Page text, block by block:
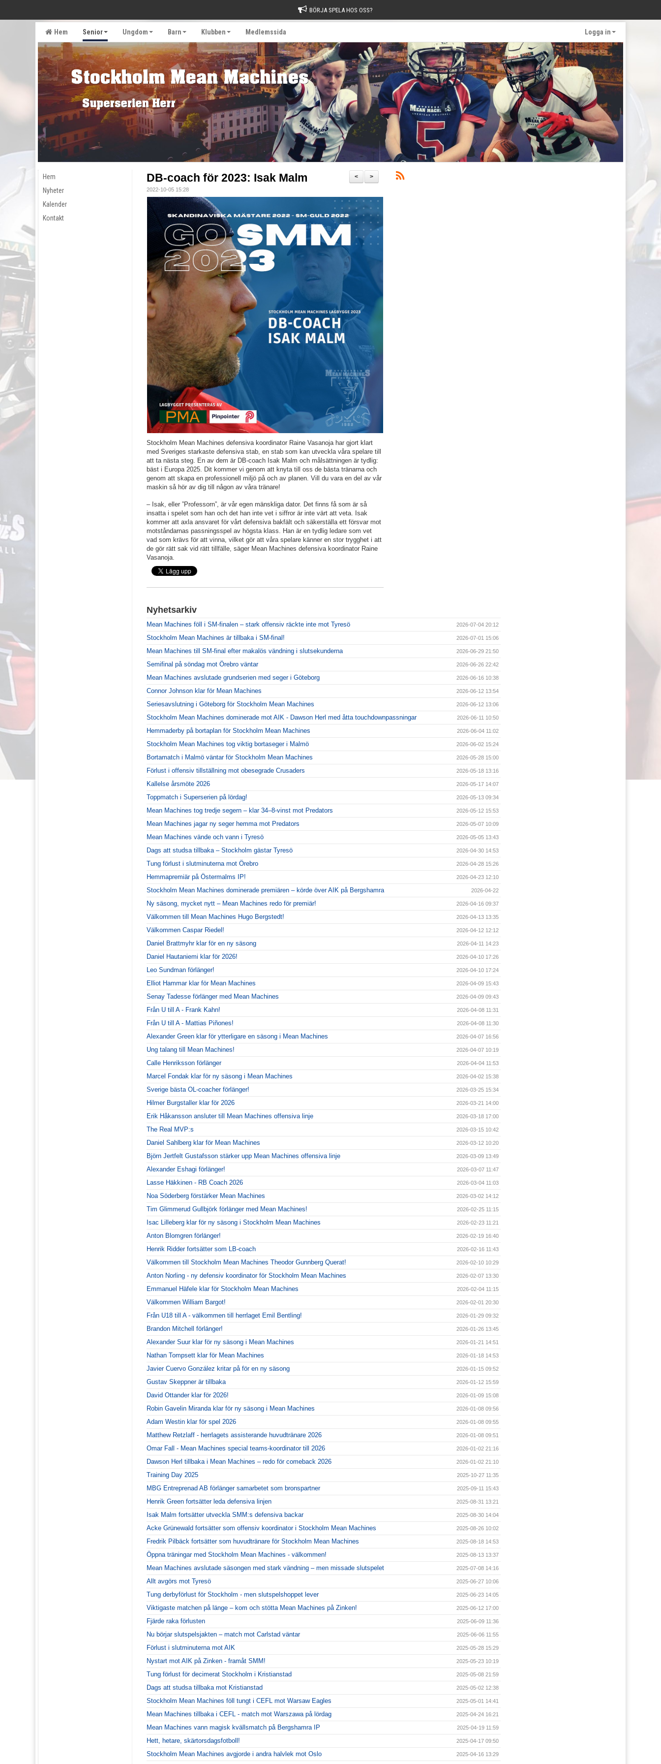
BÖRJA SPELA HOS OSS?
Hem Senior Ungdom Barn Klubben Medlemssida Logga in
Hem
Nyheter
Kalender
Kontakt
>
<
DB-coach för 2023: Isak Malm
2022-10-05 15:28
Stockholm Mean Machines defensiva koordinator Raine Vasanoja har gjort klart
med Sveriges starkaste defensiva stab, en stab som kan utveckla våra spelare till
att ta nästa steg. En av dem är DB-coach Isak Malm och målsättningen är tydlig:
bäst i Europa 2025. Dit kommer vi genom att knyta till oss de bästa tränarna och
genom att skapa en professionell miljö på och av planen. Vill du vara en del av vår
maskin så hör av dig till någon av våra tränare!
– Isak, eller ”Professorn”, är vår egen mänskliga dator. Det finns få som är så
insatta i spelet som han och det han inte vet i siffror är inte värt att veta. Isak
kommer att axla ansvaret för vårt defensiva bakfält och säkerställa ett försvar mot
motståndarnas passningsspel av högsta klass. Han är en tydlig ledare som vet
vad som krävs för att vinna, vilket gör att våra spelare känner en stor trygghet i att
de gör rätt sak vid rätt tillfälle, säger Mean Machines defensiva koordinator Raine
Vasanoja.
Nyhetsarkiv
Mean Machines föll i SM-finalen – stark offensiv räckte inte mot Tyresö 2026-07-04 20:12
Stockholm Mean Machines är tillbaka i SM-final! 2026-07-01 15:06
Mean Machines till SM-final efter makalös vändning i slutsekunderna 2026-06-29 21:50
Semifinal på söndag mot Örebro väntar 2026-06-26 22:42
Mean Machines avslutade grundserien med seger i Göteborg 2026-06-16 10:38
Connor Johnson klar för Mean Machines 2026-06-12 13:54
Seriesavslutning i Göteborg för Stockholm Mean Machines 2026-06-12 13:06
Stockholm Mean Machines dominerade mot AIK - Dawson Herl med åtta touchdownpassningar 2026-06-11 10:50
Hemmaderby på bortaplan för Stockholm Mean Machines 2026-06-04 11:02
Stockholm Mean Machines tog viktig bortaseger i Malmö 2026-06-02 15:24
Bortamatch i Malmö väntar för Stockholm Mean Machines 2026-05-28 15:00
Förlust i offensiv tillställning mot obesegrade Crusaders 2026-05-18 13:16
Kallelse årsmöte 2026 2026-05-17 14:07
Toppmatch i Superserien på lördag! 2026-05-13 09:34
Mean Machines tog tredje segern – klar 34–8-vinst mot Predators 2026-05-12 15:53
Mean Machines jagar ny seger hemma mot Predators 2026-05-07 10:09
Mean Machines vände och vann i Tyresö 2026-05-05 13:43
Dags att studsa tillbaka – Stockholm gästar Tyresö 2026-04-30 14:53
Tung förlust i slutminuterna mot Örebro 2026-04-28 15:26
Hemmapremiär på Östermalms IP! 2026-04-23 12:10
Stockholm Mean Machines dominerade premiären – körde över AIK på Bergshamra 2026-04-22
Ny säsong, mycket nytt – Mean Machines redo för premiär! 2026-04-16 09:37
Välkommen till Mean Machines Hugo Bergstedt! 2026-04-13 13:35
Välkommen Caspar Riedel! 2026-04-12 12:12
Daniel Brattmyhr klar för en ny säsong 2026-04-11 14:23
Daniel Hautaniemi klar för 2026! 2026-04-10 17:26
Leo Sundman förlänger! 2026-04-10 17:24
Elliot Hammar klar för Mean Machines 2026-04-09 15:43
Senay Tadesse förlänger med Mean Machines 2026-04-09 09:43
Från U till A - Frank Kahn! 2026-04-08 11:31
Från U till A - Mattias Piñones! 2026-04-08 11:30
Alexander Green klar för ytterligare en säsong i Mean Machines 2026-04-07 16:56
Ung talang till Mean Machines! 2026-04-07 10:19
Calle Henriksson förlänger 2026-04-04 11:53
Marcel Fondak klar för ny säsong i Mean Machines 2026-04-02 15:38
Sverige bästa OL-coacher förlänger! 2026-03-25 15:34
Hilmer Burgstaller klar för 2026 2026-03-21 14:00
Erik Håkansson ansluter till Mean Machines offensiva linje 2026-03-18 17:00
The Real MVP:s 2026-03-15 10:42
Daniel Sahlberg klar för Mean Machines 2026-03-12 10:20
Björn Jertfelt Gustafsson stärker upp Mean Machines offensiva linje 2026-03-09 13:49
Alexander Eshagi förlänger! 2026-03-07 11:47
Lasse Häkkinen - RB Coach 2026 2026-03-04 11:03
Noa Söderberg förstärker Mean Machines 2026-03-02 14:12
Tim Glimmerud Gullbjörk förlänger med Mean Machines! 2026-02-25 11:15
Isac Lilleberg klar för ny säsong i Stockholm Mean Machines 2026-02-23 11:21
Anton Blomgren förlänger! 2026-02-19 16:40
Henrik Ridder fortsätter som LB-coach 2026-02-16 11:43
Välkommen till Stockholm Mean Machines Theodor Gunnberg Querat! 2026-02-10 10:29
Anton Norling - ny defensiv koordinator för Stockholm Mean Machines 2026-02-07 13:30
Emmanuel Häfele klar för Stockholm Mean Machines 2026-02-04 11:15
Välkommen William Bargot! 2026-02-01 20:30
Från U18 till A - välkommen till herrlaget Emil Bentling! 2026-01-29 09:32
Brandon Mitchell förlänger! 2026-01-26 13:45
Alexander Suur klar för ny säsong i Mean Machines 2026-01-21 14:51
Nathan Tompsett klar för Mean Machines 2026-01-18 14:53
Javier Cuervo González kritar på för en ny säsong 2026-01-15 09:52
Gustav Skeppner är tillbaka 2026-01-12 15:59
David Ottander klar för 2026! 2026-01-09 15:08
Robin Gavelin Miranda klar för ny säsong i Mean Machines 2026-01-08 09:56
Adam Westin klar för spel 2026 2026-01-08 09:55
Matthew Retzlaff - herrlagets assisterande huvudtränare 2026 2026-01-08 09:51
Omar Fall - Mean Machines special teams-koordinator till 2026 2026-01-02 21:16
Dawson Herl tillbaka i Mean Machines – redo för comeback 2026 2026-01-02 21:10
Training Day 2025 2025-10-27 11:35
MBG Entreprenad AB förlänger samarbetet som bronspartner 2025-09-11 15:43
Henrik Green fortsätter leda defensiva linjen 2025-08-31 13:21
Isak Malm fortsätter utveckla SMM:s defensiva backar 2025-08-30 14:04
Acke Grünewald fortsätter som offensiv koordinator i Stockholm Mean Machines 2025-08-26 10:02
Fredrik Pilbäck fortsätter som huvudtränare för Stockholm Mean Machines 2025-08-18 14:53
Öppna träningar med Stockholm Mean Machines - välkommen! 2025-08-13 13:37
Mean Machines avslutade säsongen med stark vändning – men missade slutspelet 2025-07-08 14:16
Allt avgörs mot Tyresö 2025-06-27 10:06
Tung derbyförlust för Stockholm - men slutspelshoppet lever 2025-06-23 14:05
Viktigaste matchen på länge – kom och stötta Mean Machines på Zinken! 2025-06-12 17:00
Fjärde raka förlusten 2025-06-09 11:36
Nu börjar slutspelsjakten – match mot Carlstad väntar 2025-06-06 11:55
Förlust i slutminuterna mot AIK 2025-05-28 15:29
Nystart mot AIK på Zinken - framåt SMM! 2025-05-23 10:19
Tung förlust för decimerat Stockholm i Kristianstad 2025-05-08 21:59
Dags att studsa tillbaka mot Kristianstad 2025-05-02 12:38
Stockholm Mean Machines föll tungt i CEFL mot Warsaw Eagles 2025-05-01 14:41
Mean Machines tillbaka i CEFL - match mot Warszawa på lördag 2025-04-24 16:21
Mean Machines vann magisk kvällsmatch på Bergshamra IP 2025-04-19 11:59
Hett, hetare, skärtorsdagsfotboll! 2025-04-17 09:50
Stockholm Mean Machines avgjorde i andra halvlek mot Oslo 2025-04-16 13:29